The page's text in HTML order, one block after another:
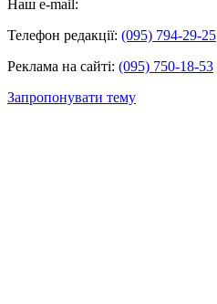
Наш e-mail:
Телефон редакції: (095) 794-29-25
Реклама на сайті: (095) 750-18-53
Запропонувати тему